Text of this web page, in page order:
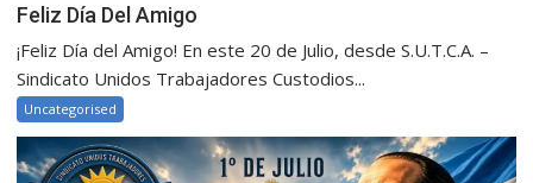
Feliz Día Del Amigo
¡Feliz Día del Amigo! En este 20 de Julio, desde S.U.T.C.A. –
Sindicato Unidos Trabajadores Custodios...
Uncategorised